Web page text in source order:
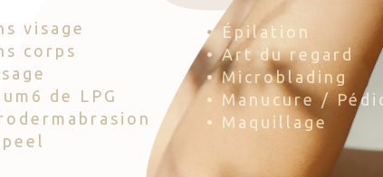
visage
corps
de LPG
• Épilation
• Art du regard
• Microblading
• Manucure /
• Maquillage